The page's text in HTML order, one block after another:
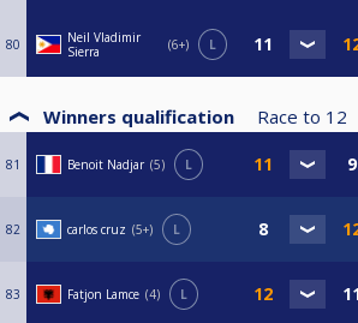
80
Neil Vladimir
Sierra
6+ L
Winners qualification Race to 12
81 Benoit Nadjar 5 L
82 carlos cruz 5+ L
83 Fatjon Lamce 4 L